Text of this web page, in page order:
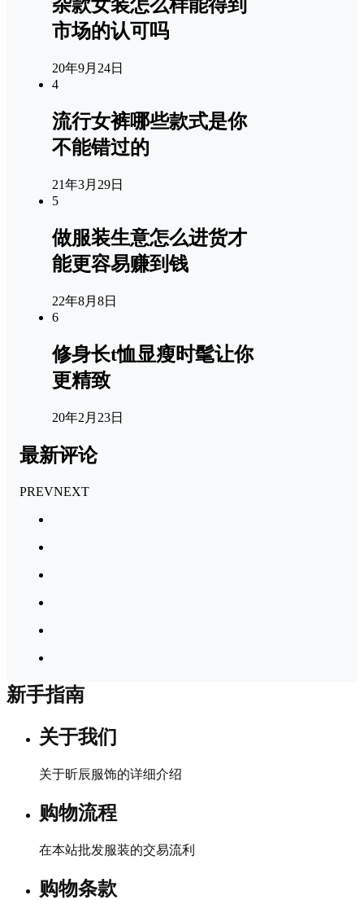
杂款女装怎么样能得到
市场的认可吗
20年9月24日
4
流行女裤哪些款式是你
不能错过的
21年3月29日
5
做服装生意怎么进货才
能更容易赚到钱
22年8月8日
6
修身长t恤显瘦时髦让你
更精致
20年2月23日
最新评论
PREVNEXT
新手指南
关于我们
关于昕辰服饰的详细介绍
购物流程
在本站批发服装的交易流利
购物条款